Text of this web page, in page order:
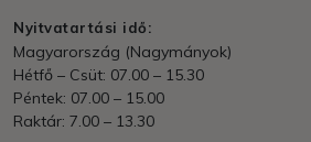
Nyitvatartási idő:
Magyarország (Nagymányok)
Hétfő – Csüt: 07.00 – 15.30
Péntek: 07.00 – 15.00
Raktár: 7.00 – 13.30